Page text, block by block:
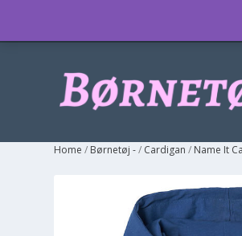
Home / Børnetøj -/ Cardigan / Name It